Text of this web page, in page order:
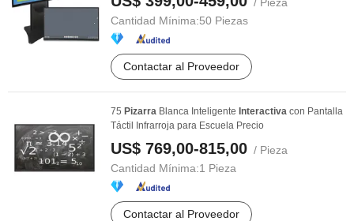
Cantidad Mínima:50 Piezas
Contactar al Proveedor
75 Pizarra Blanca Inteligente Interactiva con Pantalla
Táctil Infrarroja para Escuela Precio
US$ 769,00-815,00 / Pieza
Cantidad Mínima:1 Pieza
Contactar al Proveedor